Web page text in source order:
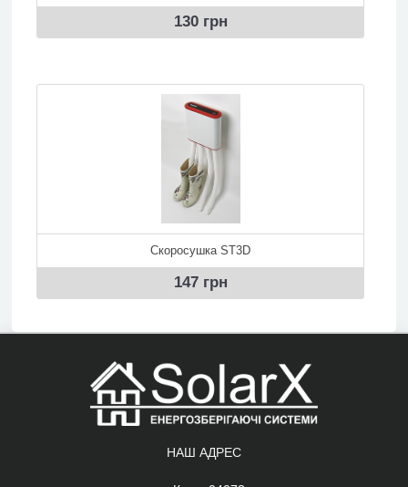
130 грн
Скоросушка ST3D
147 грн
НАШ АДРЕС